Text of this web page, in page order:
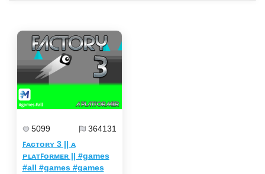
5099 364131
ꜰᴀᴄᴛᴏʀʏ 3 || ᴀ
ᴘʟᴀᴛꜰᴏʀᴍᴇʀ || #games
#all #games #games